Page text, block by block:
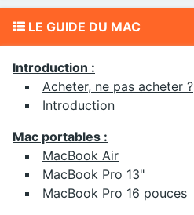
LE GUIDE DU MAC
Introduction :
Acheter, ne pas acheter ?
Introduction
Mac portables :
MacBook Air
MacBook Pro 13"
MacBook Pro 16 pouces